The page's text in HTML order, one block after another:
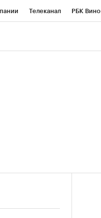
Телеканал РБК Вино